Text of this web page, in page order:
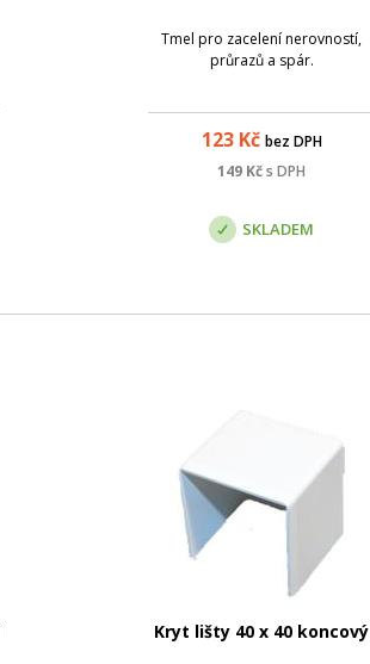
Tmel pro zacelení nerovností,
průrazů a spár.
123Kč bez DPH
149 Kčs DPH
SKLADEM
Kryt lišty 40 x 40 koncový